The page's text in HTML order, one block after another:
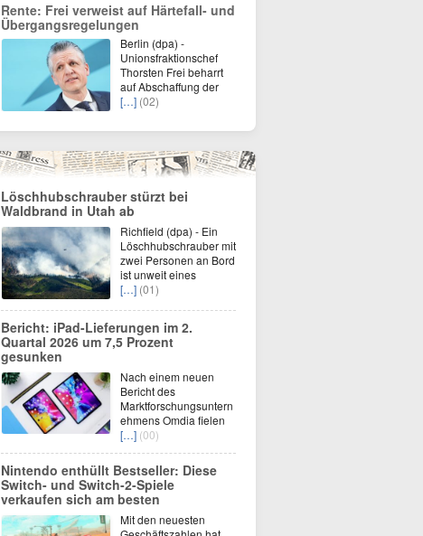
Rente: Frei verweist auf Härtefall- und
Übergangsregelungen
Berlin (dpa) -
Unionsfraktionschef
Thorsten Frei beharrt
auf Abschaffung der
[…] (02)
Löschhubschrauber stürzt bei
Waldbrand in Utah ab
Richfield (dpa) - Ein
Löschhubschrauber mit
zwei Personen an Bord
ist unweit eines
[…] (01)
Bericht: iPad-Lieferungen im 2.
Quartal 2026 um 7,5 Prozent
gesunken
Nach einem neuen
Bericht des
Marktforschungsuntern
ehmens Omdia fielen
[…] (00)
Nintendo enthüllt Bestseller: Diese
Switch- und Switch-2-Spiele
verkaufen sich am besten
Mit den neuesten